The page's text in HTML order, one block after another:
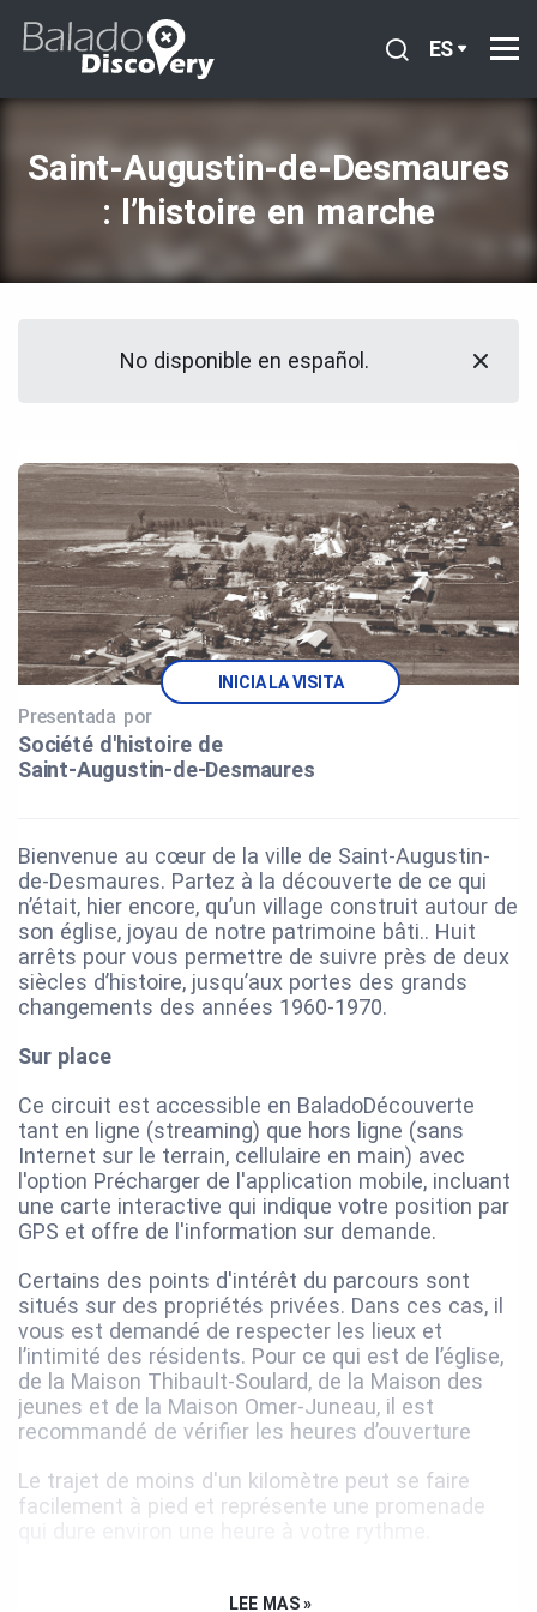
ES
Saint‑Augustin‑de‑Desmaures
: l’histoire en marche
No disponible en español.
INICIA LA VISITA
Presentada por
Société d'histoire de
Saint‑Augustin‑de‑Desmaures
Bienvenue au cœur de la ville de Saint-Augustin-
de-Desmaures. Partez à la découverte de ce qui
n’était, hier encore, qu’un village construit autour de
son église, joyau de notre patrimoine bâti.. Huit
arrêts pour vous permettre de suivre près de deux
siècles d’histoire, jusqu’aux portes des grands
changements des années 1960-1970.
Sur place
Ce circuit est accessible en BaladoDécouverte
tant en ligne (streaming) que hors ligne (sans
Internet sur le terrain, cellulaire en main) avec
l'option Précharger de l'application mobile, incluant
une carte interactive qui indique votre position par
GPS et offre de l'information sur demande.
Certains des points d'intérêt du parcours sont
situés sur des propriétés privées. Dans ces cas, il
vous est demandé de respecter les lieux et
l’intimité des résidents. Pour ce qui est de l’église,
de la Maison Thibault-Soulard, de la Maison des
jeunes et de la Maison Omer-Juneau, il est
recommandé de vérifier les heures d’ouverture
Le trajet de moins d'un kilomètre peut se faire
facilement à pied et représente une promenade
LEE MAS »